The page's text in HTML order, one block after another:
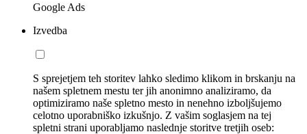
Google Ads
Izvedba
S sprejetjem teh storitev lahko sledimo klikom in brskanju na
našem spletnem mestu ter jih anonimno analiziramo, da
optimiziramo naše spletno mesto in nenehno izboljšujemo
celotno uporabniško izkušnjo. Z vašim soglasjem na tej
spletni strani uporabljamo naslednje storitve tretjih oseb: